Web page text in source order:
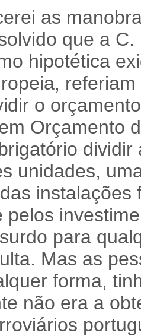
as
que a
hipotética
o
Orçamento
unidades,
pelos
para
Mas as
forma,
não era a